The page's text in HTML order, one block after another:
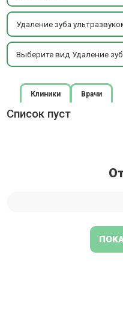
Удаление зуба
Выберите вид
Клиники Врачи
Список пуст